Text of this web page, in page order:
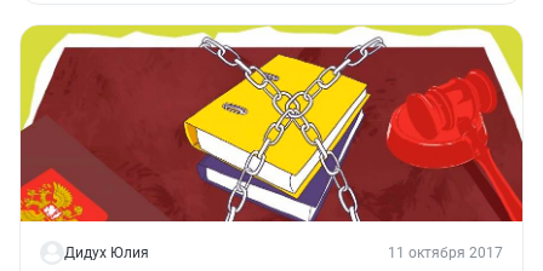
Дидух Юлия 11 октября 2017